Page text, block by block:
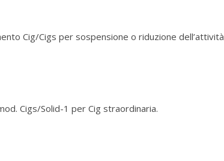
Cig/Cigs per sospensione o riduzione dell’attività
Cigs/Solid-1 per Cig straordinaria.